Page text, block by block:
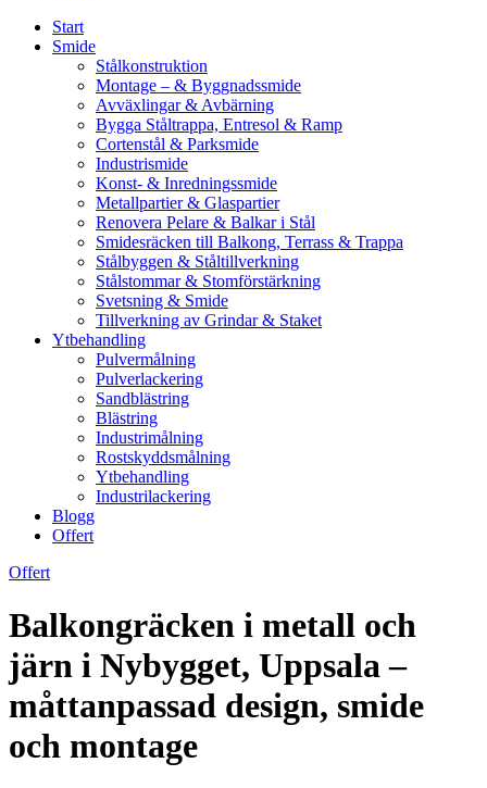
Start
Smide
Stålkonstruktion
Montage – & Byggnadssmide
Avväxlingar & Avbärning
Bygga Ståltrappa, Entresol & Ramp
Cortenstål & Parksmide
Industrismide
Konst- & Inredningssmide
Metallpartier & Glaspartier
Renovera Pelare & Balkar i Stål
Smidesräcken till Balkong, Terrass & Trappa
Stålbyggen & Ståltillverkning
Stålstommar & Stomförstärkning
Svetsning & Smide
Tillverkning av Grindar & Staket
Ytbehandling
Pulvermålning
Pulverlackering
Sandblästring
Blästring
Industrimålning
Rostskyddsmålning
Ytbehandling
Industrilackering
Blogg
Offert
Offert
Balkongräcken i metall och
järn i Nybygget, Uppsala –
måttanpassad design, smide
och montage